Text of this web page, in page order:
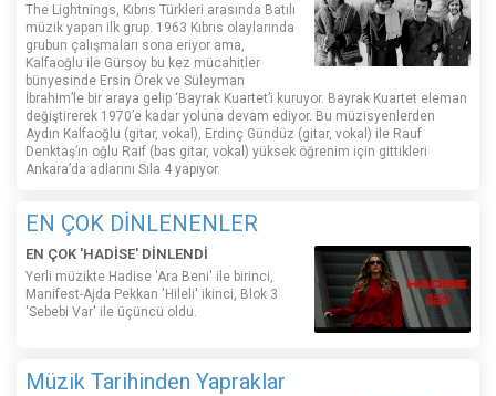
The Lightnings, Kıbrıs Türkleri arasında Batılı
müzik yapan ilk grup. 1963 Kıbrıs olaylarında
grubun çalışmaları sona eriyor ama,
Kalfaoğlu ile Gürsoy bu kez mücahitler
bünyesinde Ersin Örek ve Süleyman
İbrahim’le bir araya gelip ‘Bayrak Kuartet’i kuruyor. Bayrak Kuartet eleman
değiştirerek 1970’e kadar yoluna devam ediyor. Bu müzisyenlerden
Aydın Kalfaoğlu (gitar, vokal), Erdinç Gündüz (gitar, vokal) ile Rauf
Denktaş’ın oğlu Raif (bas gitar, vokal) yüksek öğrenim için gittikleri
Ankara’da adlarını Sıla 4 yapıyor.
EN ÇOK DİNLENENLER
EN ÇOK 'HADİSE' DİNLENDİ
Yerli müzikte Hadise 'Ara Beni' ile birinci,
Manifest-Ajda Pekkan 'Hileli' ikinci, Blok 3
'Sebebi Var' ile üçüncü oldu.
Müzik Tarihinden Yapraklar